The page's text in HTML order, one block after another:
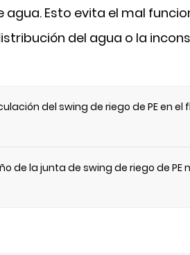
Esto evita el mal
del agua o la
del swing de riego de PE en
de la junta de swing de riego de